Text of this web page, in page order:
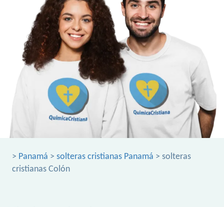
> Panamá > solteras cristianas Panamá > solteras
cristianas Colón